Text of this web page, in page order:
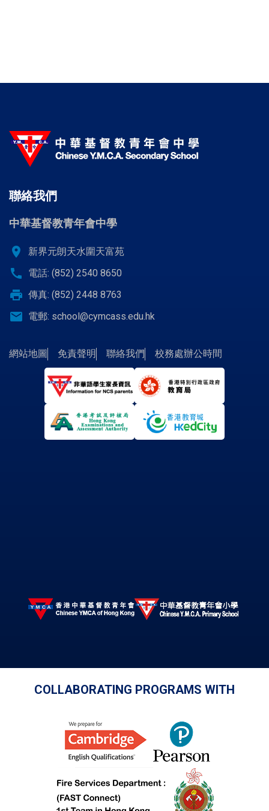
聯絡我們
中華基督教青年會中學
location_on 新界元朗天水圍天富苑
call 電話: (852) 2540 8650
print 傳真: (852) 2448 8763
email 電郵: school@cymcass.edu.hk
網站地圖 免責聲明 聯絡我們 校務處辦公時間
COLLABORATING PROGRAMS WITH